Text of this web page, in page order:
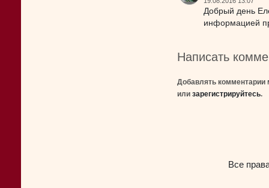
Добрый день
информацией
Написать
Добавлять комментарии
или зарегистрируйтесь.
Все